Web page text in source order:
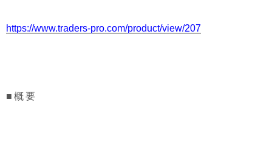
https://www.traders-pro.com/product/view/207
■概要